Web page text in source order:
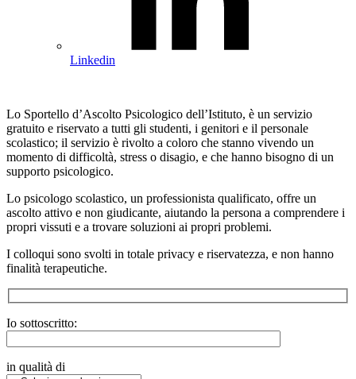
Linkedin
Lo Sportello d’Ascolto Psicologico dell’Istituto, è un servizio
gratuito e riservato a tutti gli studenti, i genitori e il personale
scolastico; il servizio è rivolto a coloro che stanno vivendo un
momento di difficoltà, stress o disagio, e che hanno bisogno di un
supporto psicologico.
Lo psicologo scolastico, un professionista qualificato, offre un
ascolto attivo e non giudicante, aiutando la persona a comprendere i
propri vissuti e a trovare soluzioni ai propri problemi.
I colloqui sono svolti in totale privacy e riservatezza, e non hanno
finalità terapeutiche.
Io sottoscritto:
in qualità di